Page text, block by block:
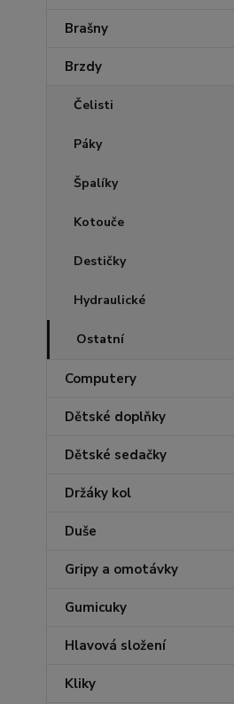
Brašny
Brzdy
Čelisti
Páky
Špalíky
Kotouče
Destičky
Hydraulické
Ostatní
Computery
Dětské doplňky
Dětské sedačky
Držáky kol
Duše
Gripy a omotávky
Gumicuky
Hlavová složení
Kliky